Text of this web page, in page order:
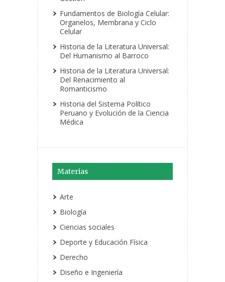
Fundamentos de Biología Celular:
Organelos, Membrana y Ciclo
Celular
Historia de la Literatura Universal:
Del Humanismo al Barroco
Historia de la Literatura Universal:
Del Renacimiento al
Romanticismo
Historia del Sistema Político
Peruano y Evolución de la Ciencia
Médica
Materias
Arte
Biología
Ciencias sociales
Deporte y Educación Física
Derecho
Diseño e Ingeniería